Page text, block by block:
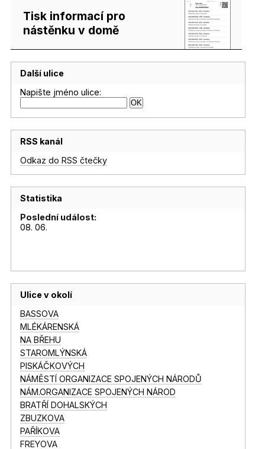
Tisk informací pro
nástěnku v domě
Další ulice
Napište jméno ulice:
RSS kanál
Odkaz do RSS čtečky
Statistika
Poslední událost:
08. 06.
Ulice v okolí
BASSOVA
MLÉKÁRENSKÁ
NA BŘEHU
STAROMLÝNSKÁ
PISKÁČKOVÝCH
NÁMĚSTÍ ORGANIZACE SPOJENÝCH NÁRODŮ
NÁM.ORGANIZACE SPOJENÝCH NÁROD
BRATŘÍ DOHALSKÝCH
ZBUZKOVA
PAŘÍKOVA
FREYOVA